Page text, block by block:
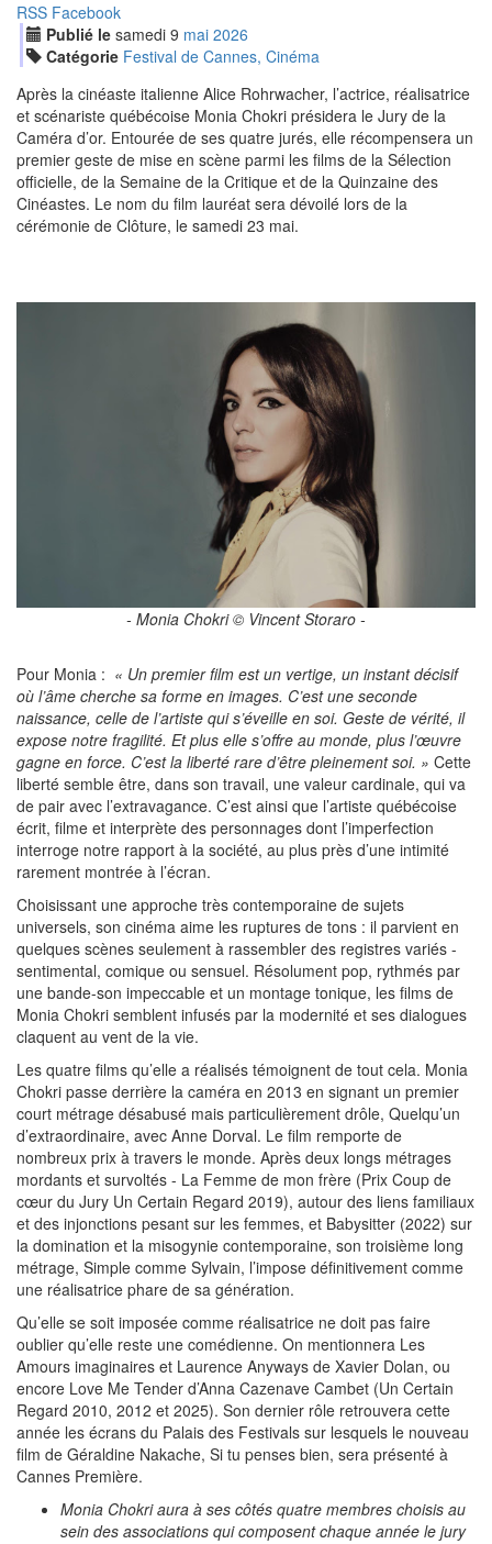
RSS Facebook
Publié le samedi 9 mai 2026
Catégorie Festival de Cannes, Cinéma
Après la cinéaste italienne Alice Rohrwacher, l’actrice, réalisatrice
et scénariste québécoise Monia Chokri présidera le Jury de la
Caméra d’or. Entourée de ses quatre jurés, elle récompensera un
premier geste de mise en scène parmi les films de la Sélection
officielle, de la Semaine de la Critique et de la Quinzaine des
Cinéastes. Le nom du film lauréat sera dévoilé lors de la
cérémonie de Clôture, le samedi 23 mai.
- Monia Chokri © Vincent Storaro -
Pour Monia : « Un premier film est un vertige, un instant décisif
où l’âme cherche sa forme en images. C’est une seconde
naissance, celle de l’artiste qui s’éveille en soi. Geste de vérité, il
expose notre fragilité. Et plus elle s’offre au monde, plus l’œuvre
gagne en force. C’est la liberté rare d’être pleinement soi. » Cette
liberté semble être, dans son travail, une valeur cardinale, qui va
de pair avec l’extravagance. C’est ainsi que l’artiste québécoise
écrit, filme et interprète des personnages dont l’imperfection
interroge notre rapport à la société, au plus près d’une intimité
rarement montrée à l’écran.
Choisissant une approche très contemporaine de sujets
universels, son cinéma aime les ruptures de tons : il parvient en
quelques scènes seulement à rassembler des registres variés -
sentimental, comique ou sensuel. Résolument pop, rythmés par
une bande-son impeccable et un montage tonique, les films de
Monia Chokri semblent infusés par la modernité et ses dialogues
claquent au vent de la vie.
Les quatre films qu’elle a réalisés témoignent de tout cela. Monia
Chokri passe derrière la caméra en 2013 en signant un premier
court métrage désabusé mais particulièrement drôle, Quelqu’un
d’extraordinaire, avec Anne Dorval. Le film remporte de
nombreux prix à travers le monde. Après deux longs métrages
mordants et survoltés - La Femme de mon frère (Prix Coup de
cœur du Jury Un Certain Regard 2019), autour des liens familiaux
et des injonctions pesant sur les femmes, et Babysitter (2022) sur
la domination et la misogynie contemporaine, son troisième long
métrage, Simple comme Sylvain, l’impose définitivement comme
une réalisatrice phare de sa génération.
Qu’elle se soit imposée comme réalisatrice ne doit pas faire
oublier qu’elle reste une comédienne. On mentionnera Les
Amours imaginaires et Laurence Anyways de Xavier Dolan, ou
encore Love Me Tender d’Anna Cazenave Cambet (Un Certain
Regard 2010, 2012 et 2025). Son dernier rôle retrouvera cette
année les écrans du Palais des Festivals sur lesquels le nouveau
film de Géraldine Nakache, Si tu penses bien, sera présenté à
Cannes Première.
Monia Chokri aura à ses côtés quatre membres choisis au
sein des associations qui composent chaque année le jury